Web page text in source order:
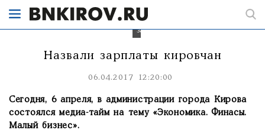
высокие
зарплаты.
Назвали зарплаты кировчан
06.04.2017 12:20:00
Сегодня, 6 апреля, в администрации города Кирова
состоялся медиа-тайм на тему «Экономика. Финасы.
Малый бизнес».